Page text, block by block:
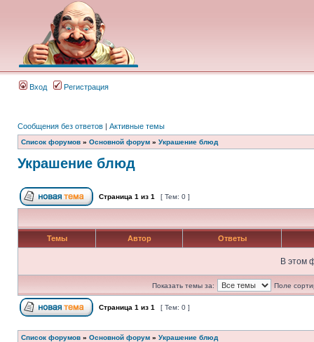
Вход Регистрация
Сообщения без ответов | Активные темы
Список форумов » Основной форум » Украшение блюд
Украшение блюд
Страница 1 из 1 [ Тем: 0 ]
Темы Автор Ответы
В этом
Показать темы за: Поле
Страница 1 из 1 [ Тем: 0 ]
Список форумов » Основной форум » Украшение блюд